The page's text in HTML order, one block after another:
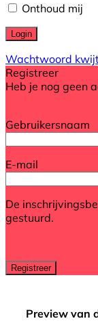
Onthoud mij
Wachtwoord
Registreer
Heb je nog geen
Gebruikersnaam
E-mail
De
gestuurd.
Preview van